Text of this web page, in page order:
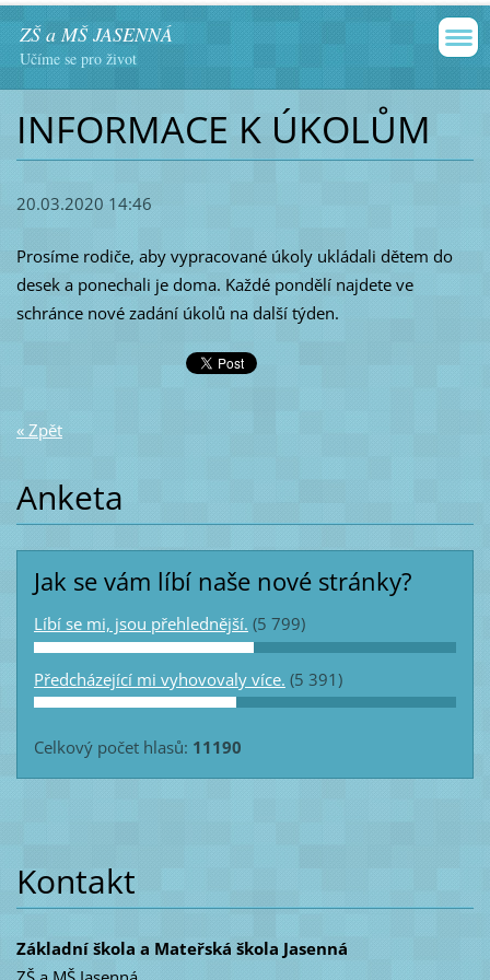
ZŠ a MŠ JASENNÁ
Učíme se pro život
INFORMACE K ÚKOLŮM
20.03.2020 14:46
Prosíme rodiče, aby vypracované úkoly ukládali dětem do
desek a ponechali je doma. Každé pondělí najdete ve
schránce nové zadání úkolů na další týden.
« Zpět
Anketa
Jak se vám líbí naše nové stránky?
Líbí se mi, jsou přehlednější. (5 799)
Předcházející mi vyhovovaly více. (5 391)
Celkový počet hlasů: 11190
Kontakt
Základní škola a Mateřská škola Jasenná